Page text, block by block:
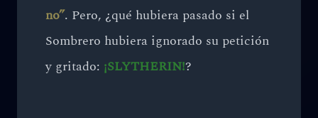
no”. Pero, ¿qué hubiera pasado si el
Sombrero hubiera ignorado su petición
y gritado: ¡SLYTHERIN!?